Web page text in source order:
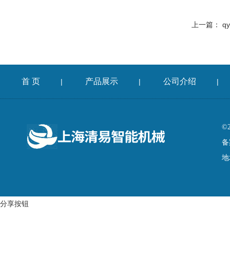
上一篇：
首 页 | 产品展示 | 公司介绍 |
备
分享按钮